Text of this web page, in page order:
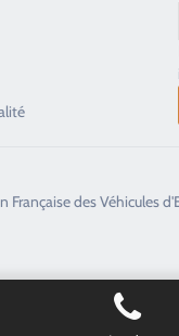
Française des Véhicules